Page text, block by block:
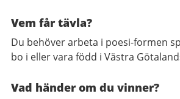
Vem får tävla?
Du behöver arbeta i poesi-formen
bo i eller vara född i Västra
Vad händer om du vinner?